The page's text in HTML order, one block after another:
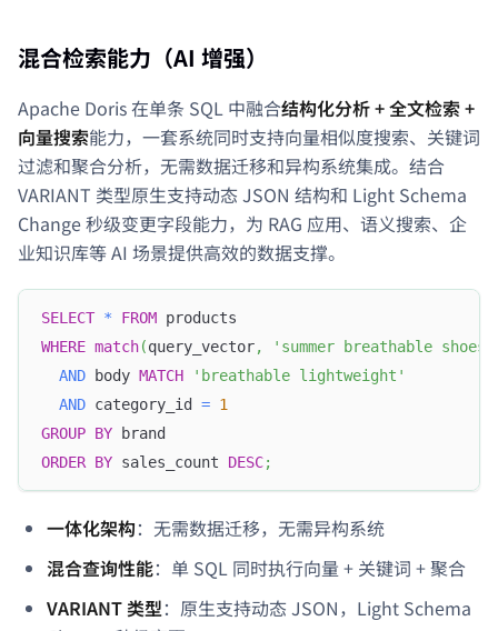
混合检索能力（AI 增强）
Apache Doris 在单条 SQL 中融合结构化分析 + 全文检索 +
向量搜索能力，一套系统同时支持向量相似度搜索、关键词
过滤和聚合分析，无需数据迁移和异构系统集成。结合
VARIANT 类型原生支持动态 JSON 结构和 Light Schema
Change 秒级变更字段能力，为 RAG 应用、语义搜索、企
业知识库等 AI 场景提供高效的数据支撑。
SELECT * FROM products
WHERE match(query_vector, 'summer breathable shoes'
AND body MATCH
'breathable lightweight'
AND category_id = 1
GROUP BY brand
ORDER BY sales_count DESC;
一体化架构：无需数据迁移，无需异构系统
混合查询性能：单 SQL 同时执行向量 + 关键词 + 聚合
VARIANT 类型：原生支持动态 JSON，Light Schema